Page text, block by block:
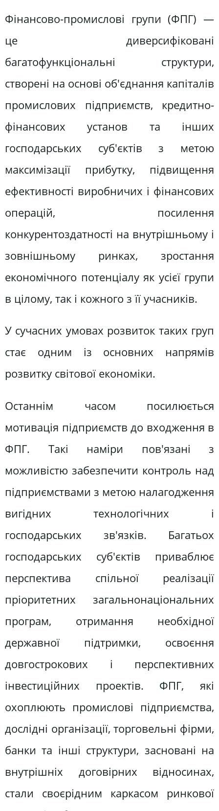
Фінансово-промислові групи (ФПГ) —
це диверсифіковані
багатофункціональні структури,
створені на основі об'єднання капіталів
промислових підприємств, кредитно-
фінансових установ та інших
господарських суб'єктів з метою
максимізації прибутку, підвищення
ефективності виробничих і фінансових
операцій, посилення
конкурентоздатності на внутрішньому і
зовнішньому ринках, зростання
економічного потенціалу як усієї групи
в цілому, так і кожного з її учасників.
У сучасних умовах розвиток таких груп
стає одним із основних напрямів
розвитку світової економіки.
Останнім часом посилюється
мотивація підприємств до входження в
ФПГ. Такі наміри пов'язані з
можливістю забезпечити контроль над
підприємствами з метою налагодження
вигідних технологічних і
господарських зв'язків. Багатьох
господарських суб'єктів приваблює
перспектива спільної реалізації
пріоритетних загальнонаціональних
програм, отримання необхідної
державної підтримки, освоєння
довгострокових і перспективних
інвестиційних проектів. ФПГ, які
охоплюють промислові підприємства,
дослідні організації, торговельні фірми,
банки та інші структури, засновані на
внутрішніх договірних відносинах,
стали своєрідним каркасом ринкової